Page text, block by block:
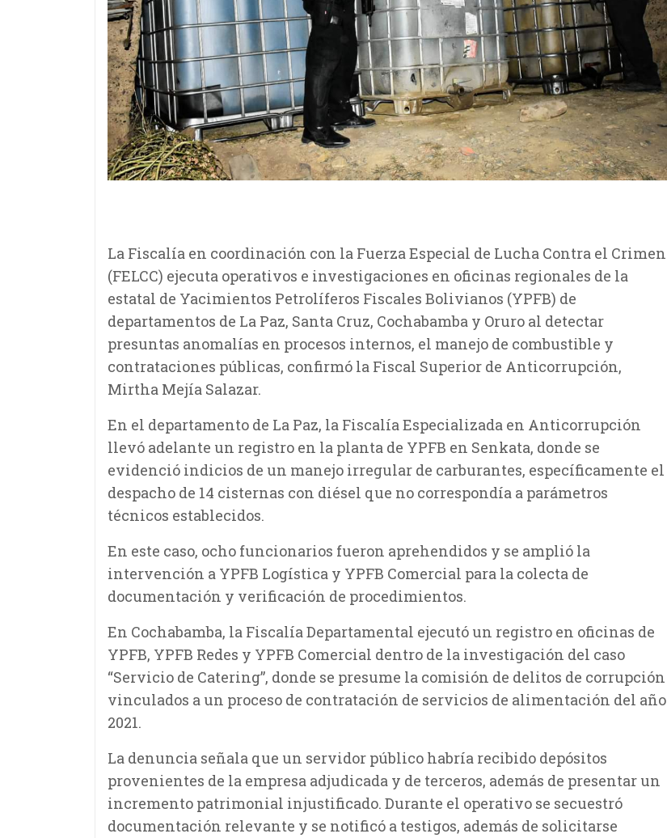
La Fiscalía en coordinación con la Fuerza Especial de Lucha Contra el Crimen
(FELCC) ejecuta operativos e investigaciones en oficinas regionales de la
estatal de Yacimientos Petrolíferos Fiscales Bolivianos (YPFB) de
departamentos de La Paz, Santa Cruz, Cochabamba y Oruro al detectar
presuntas anomalías en procesos internos, el manejo de combustible y
contrataciones públicas, confirmó la Fiscal Superior de Anticorrupción,
Mirtha Mejía Salazar.
En el departamento de La Paz, la Fiscalía Especializada en Anticorrupción
llevó adelante un registro en la planta de YPFB en Senkata, donde se
evidenció indicios de un manejo irregular de carburantes, específicamente el
despacho de 14 cisternas con diésel que no correspondía a parámetros
técnicos establecidos.
En este caso, ocho funcionarios fueron aprehendidos y se amplió la
intervención a YPFB Logística y YPFB Comercial para la colecta de
documentación y verificación de procedimientos.
En Cochabamba, la Fiscalía Departamental ejecutó un registro en oficinas de
YPFB, YPFB Redes y YPFB Comercial dentro de la investigación del caso
“Servicio de Catering”, donde se presume la comisión de delitos de corrupción
vinculados a un proceso de contratación de servicios de alimentación del año
2021.
La denuncia señala que un servidor público habría recibido depósitos
provenientes de la empresa adjudicada y de terceros, además de presentar un
incremento patrimonial injustificado. Durante el operativo se secuestró
documentación relevante y se notificó a testigos, además de solicitarse